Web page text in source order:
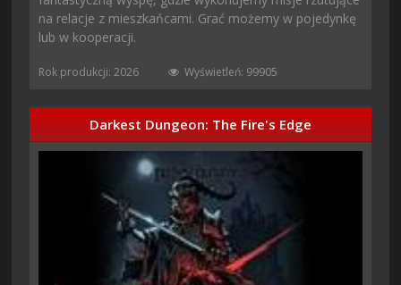
na relacje z mieszkańcami. Grać możemy w pojedynkę
lub w kooperacji.
Rok produkcji: 2026 Wyświetleń: 99905
Darkest Dungeon: The Fire's Edge